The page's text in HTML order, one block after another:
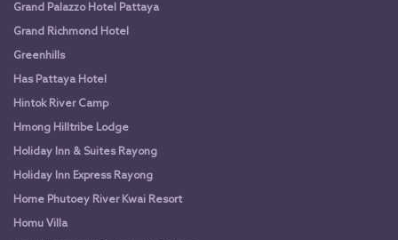
Grand Palazzo Hotel Pattaya
Grand Richmond Hotel
Greenhills
Has Pattaya Hotel
Hintok River Camp
Hmong Hilltribe Lodge
Holiday Inn & Suites Rayong
Holiday Inn Express Rayong
Home Phutoey River Kwai Resort
Homu Villa